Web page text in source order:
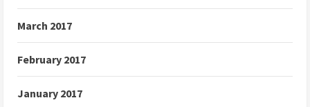
March 2017
February 2017
January 2017